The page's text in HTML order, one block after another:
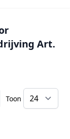
Art.
Sorteer op
Toon